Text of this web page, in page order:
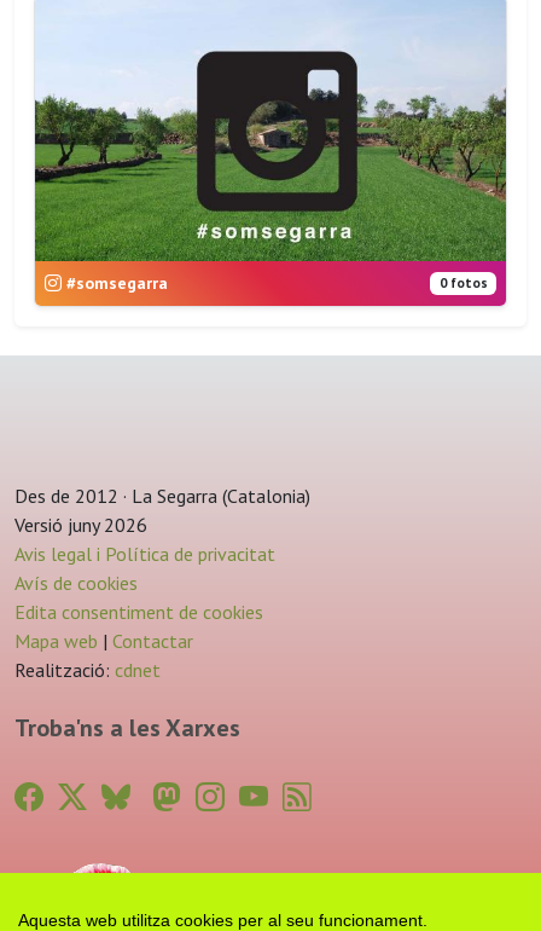
Aquesta web utilitza cookies per al seu funcionament.
#somsegarra 0 fotos
Des de 2012 · La Segarra (Catalonia)
Versió juny 2026
Avis legal i Política de privacitat
Avís de cookies
Edita consentiment de cookies
Mapa web | Contactar
Realització: cdnet
Troba'ns a les Xarxes